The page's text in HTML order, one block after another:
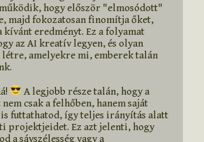
hogy először "elmosódott"
majd fokozatosan finomítja őket,
kívánt eredményt. Ez a folyamat
az AI kreatív legyen, és olyan
amelyekre mi, emberek talán
A legjobb része talán, hogy a
csak a felhőben, hanem saját
futtathatod, így teljes irányítás alatt
projektjeidet. Ez azt jelenti, hogy
a sávszélesség vagy a